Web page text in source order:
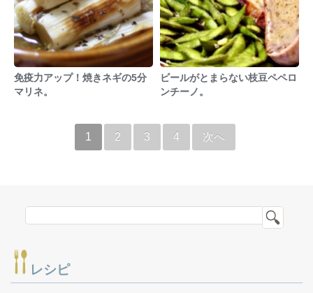
免疫力アップ！焼きネギの5分
マリネ。
ビールがとまらない枝豆ペペロ
ンチーノ。
1 2 3 4 次へ
レシピ